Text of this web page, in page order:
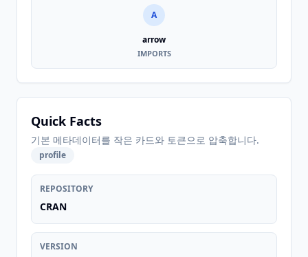
A
arrow
IMPORTS
Quick Facts
기본 메타데이터를 작은 카드와 토큰으로 압축합니다.
profile
REPOSITORY
CRAN
VERSION